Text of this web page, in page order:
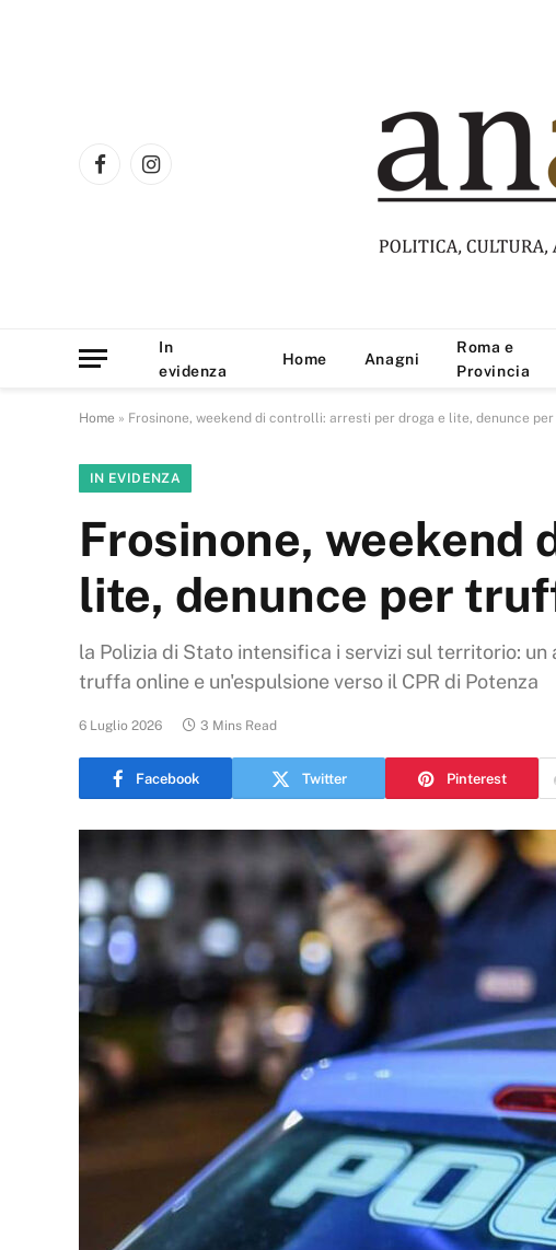
FacebookInstagram
In
evidenza
Home Anagni
Roma e
Provincia
Home » Frosinone, weekend di controlli: arresti per droga e lite, denunce
IN EVIDENZA
Frosinone, weekend
lite, denunce per
la Polizia di Stato intensifica i servizi sul territorio:
truffa online e un'espulsione verso il CPR di Potenza
6 Luglio 2026 3 Mins Read
Facebook Twitter Pinterest